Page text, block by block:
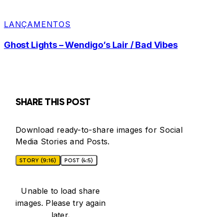
LANÇAMENTOS
Ghost Lights – Wendigo’s Lair / Bad Vibes
SHARE THIS POST
Download ready-to-share images for Social
Media Stories and Posts.
STORY (9:16) POST (4:5)
Unable to load share
images. Please try again